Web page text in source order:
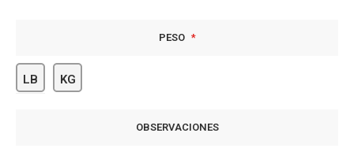
PESO
LB KG
OBSERVACIONES